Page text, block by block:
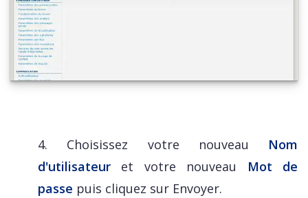
4. Choisissez votre nouveau Nom
d'utilisateur et votre nouveau Mot de
passe puis cliquez sur Envoyer.